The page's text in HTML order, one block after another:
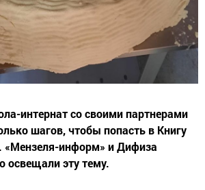
интернат со своими партнерами
шагов, чтобы попасть в Книгу
«Мензеля-информ» и Дифиза
освещали эту тему.